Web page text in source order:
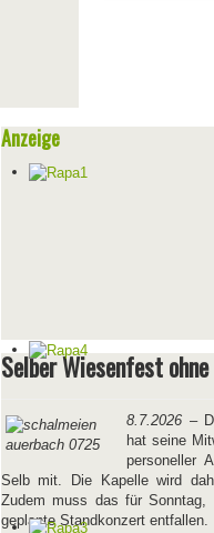
Anzeige
Selber Wiesenfest
8.7.2026–
hat seine
personeller
Selb mit. Die Kapelle wird
Zudem muss das für Sonntag,
geplante Standkonzert entfallen.